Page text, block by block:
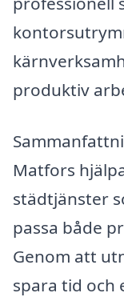
produktiv
Matfors
städtjänster
passa både
Genom att
spara tid och